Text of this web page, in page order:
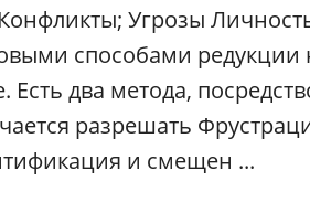
Угрозы
способами
Есть два метода,
разрешать
и смещен ...